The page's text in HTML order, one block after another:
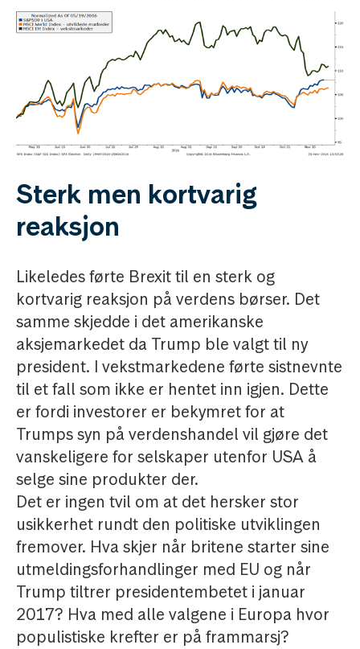
Sterk men kortvarig
reaksjon
Likeledes førte Brexit til en sterk og
kortvarig reaksjon på verdens børser. Det
samme skjedde i det amerikanske
aksjemarkedet da Trump ble valgt til ny
president. I vekstmarkedene førte sistnevnte
til et fall som ikke er hentet inn igjen. Dette
er fordi investorer er bekymret for at
Trumps syn på verdenshandel vil gjøre det
vanskeligere for selskaper utenfor USA å
selge sine produkter der.
Det er ingen tvil om at det hersker stor
usikkerhet rundt den politiske utviklingen
fremover. Hva skjer når britene starter sine
utmeldingsforhandlinger med EU og når
Trump tiltrer presidentembetet i januar
2017? Hva med alle valgene i Europa hvor
populistiske krefter er på frammarsj?